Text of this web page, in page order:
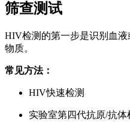
筛查测试
HIV检测的第一步是识别血
物质。
常见方法：
HIV快速检测
实验室第四代抗原/抗体